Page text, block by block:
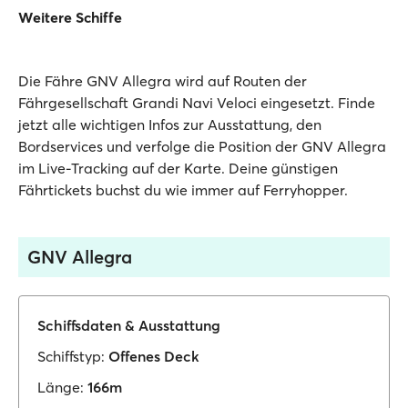
Weitere Schiffe
Die Fähre GNV Allegra wird auf Routen der
Fährgesellschaft Grandi Navi Veloci eingesetzt. Finde
jetzt alle wichtigen Infos zur Ausstattung, den
Bordservices und verfolge die Position der GNV Allegra
im Live-Tracking auf der Karte. Deine günstigen
Fährtickets buchst du wie immer auf Ferryhopper.
GNV Allegra
Schiffsdaten & Ausstattung
Schiffstyp: Offenes Deck
Länge: 166m